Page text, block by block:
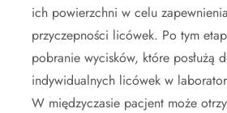
ich powierzchni w celu
przyczepności licówek. Po tym
pobranie wycisków, które posłużą
indywidualnych licówek w
W międzyczasie pacjent może